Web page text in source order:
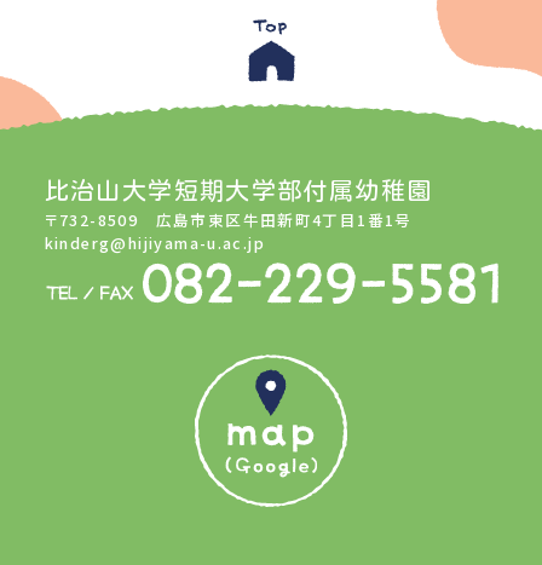
比治山大学短期大学部付属幼稚園
〒732-8509 広島市東区牛田新町4丁目1番1号
kinderg@hijiyama-u.ac.jp